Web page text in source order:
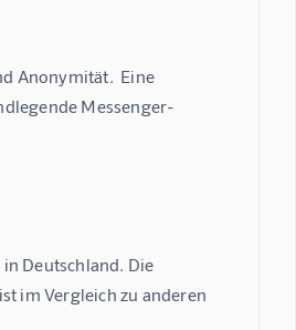
Anonymität.  Eine
Messenger-
Deutschland. Die
im Vergleich zu anderen